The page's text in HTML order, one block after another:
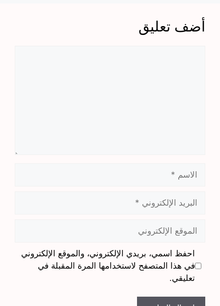
أضف تعليق
الإلكتروني
الإلكتروني
احفظ اسمي، بريدي الإلكتروني، والموقع الإلكتروني
في هذا المتصفح لاستخدامها المرة المقبلة في
تعليقي.